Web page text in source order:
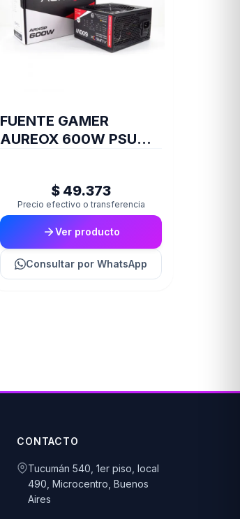
FUENTE GAMER
AUREOX 600W PSU
$ 49.373
Precio efectivo o transferencia
Ver producto
Consultar por WhatsApp
CONTACTO
Tucumán 540, 1er piso, local
490, Microcentro, Buenos
Aires